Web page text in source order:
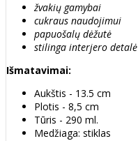
žvakių gamybai
cukraus naudojimui
papuošalų dėžutė
stilinga interjero detalė
Išmatavimai:
Aukštis - 13.5 cm
Plotis - 8,5 cm
Tūris - 290 ml.
Medžiaga: stiklas